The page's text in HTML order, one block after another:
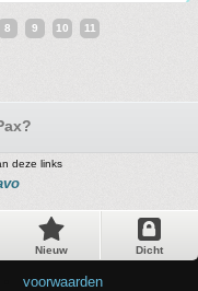
8 9 10 11
deze links
Nieuw Dicht
voorwaarden